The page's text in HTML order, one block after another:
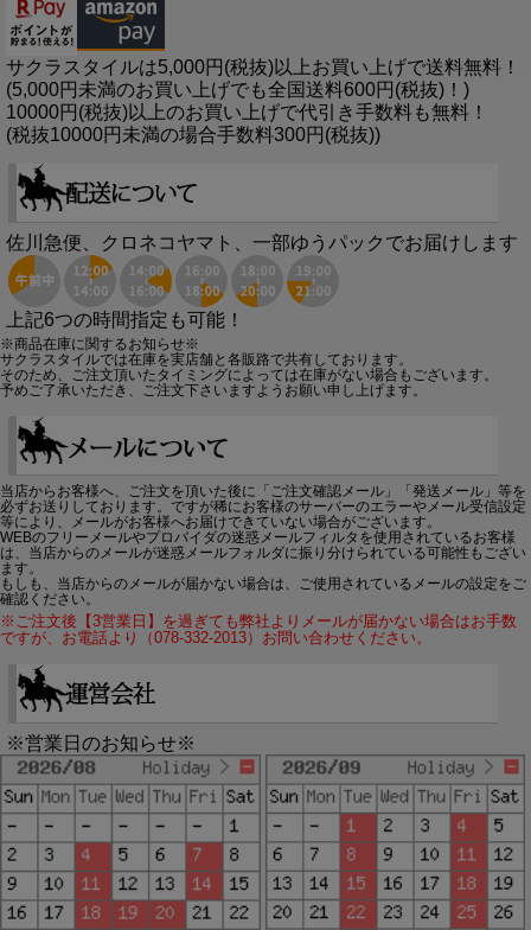
サクラスタイルは5,000円(税抜)以上お買い上げで送料無料！
(5,000円未満のお買い上げでも全国送料600円(税抜)！)
10000円(税抜)以上のお買い上げで代引き手数料も無料！
(税抜10000円未満の場合手数料300円(税抜))
佐川急便、クロネコヤマト、一部ゆうパックでお届けします
上記6つの時間指定も可能！
※商品在庫に関するお知らせ※
サクラスタイルでは在庫を実店舗と各販路で共有しております。
そのため、ご注文頂いたタイミングによっては在庫がない場合もございます。
予めご了承いただき、ご注文下さいますようお願い申し上げます。
当店からお客様へ、ご注文を頂いた後に「ご注文確認メール」「発送メール」等を
必ずお送りしております。ですが稀にお客様のサーバーのエラーやメール受信設定
等により、メールがお客様へお届けできていない場合がございます。
WEBのフリーメールやプロバイダの迷惑メールフィルタを使用されているお客様
は、当店からのメールが迷惑メールフォルダに振り分けられている可能性もござい
ます。
もしも、当店からのメールが届かない場合は、ご使用されているメールの設定をご
確認ください。
※ご注文後【3営業日】を過ぎても弊社よりメールが届かない場合はお手数
ですが、お電話より（078-332-2013）お問い合わせください。
※営業日のお知らせ※